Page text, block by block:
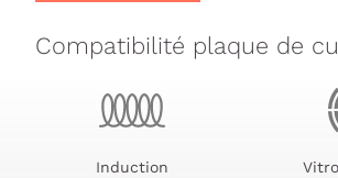
Compatibilité plaque de
Induction